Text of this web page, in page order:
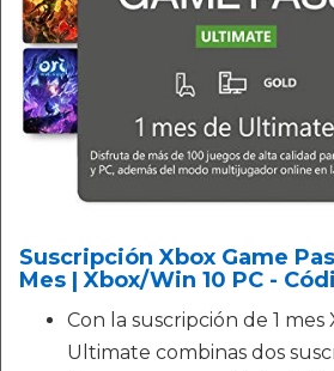
Suscripción Xbox Game
Mes | Xbox/Win 10 PC -
Con la suscripción de 1 mes
Ultimate combinas dos